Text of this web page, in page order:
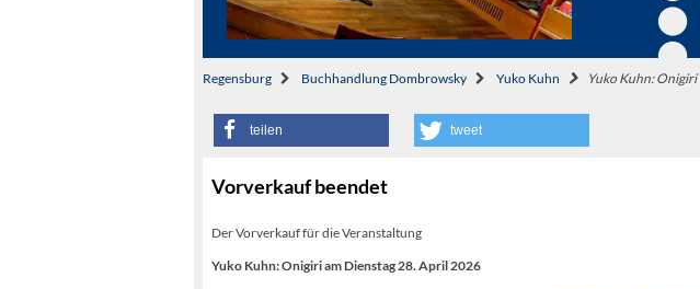
Regensburg Buchhandlung Dombrowsky Yuko Kuhn Yuko Kuhn: Onigiri
teilen tweet
Vorverkauf beendet
Der Vorverkauf für die Veranstaltung
Yuko Kuhn: Onigiri am Dienstag 28. April 2026